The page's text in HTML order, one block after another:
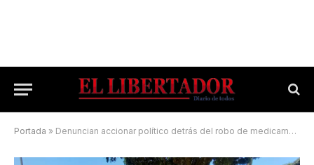
Portada » Denuncian accionar político detrás del robo de medicamentos a un centro de salud correntino